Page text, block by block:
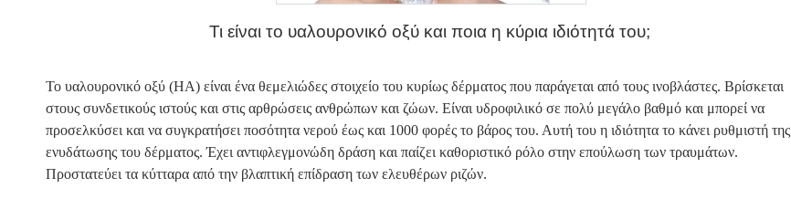
Τι είναι το υαλουρονικό οξύ και ποια η κύρια ιδιότητά του;
Το υαλουρονικό οξύ (ΗΑ) είναι ένα θεμελιώδες στοιχείο του κυρίως δέρματος που παράγεται από τους ινοβλάστες. Βρίσκεται
στους συνδετικούς ιστούς και στις αρθρώσεις ανθρώπων και ζώων. Είναι υδροφιλικό σε πολύ μεγάλο βαθμό και μπορεί να
προσελκύσει και να συγκρατήσει ποσότητα νερού έως και 1000 φορές το βάρος του. Αυτή του η ιδιότητα το κάνει ρυθμιστή της
ενυδάτωσης του δέρματος. Έχει αντιφλεγμονώδη δράση και παίζει καθοριστικό ρόλο στην επούλωση των τραυμάτων.
Προστατεύει τα κύτταρα από την βλαπτική επίδραση των ελευθέρων ριζών.